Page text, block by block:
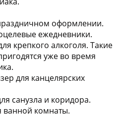
оформлении.
ежедневники.
крепкого алкоголя. Такие
уже во время
для канцелярских
санузла и коридора.
ванной комнаты.